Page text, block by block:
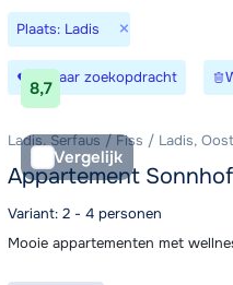
Plaats: Ladis ×
Bewaar zoekopdracht
8,7
Vergelijk
Ladis, Serfaus / Fiss / Ladis,
Appartement Sonnhof
Variant: 2 - 4 personen
Mooie appartementen met